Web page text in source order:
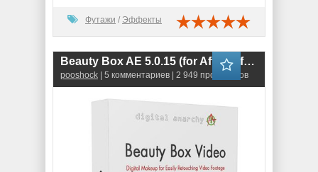
Футажи / Эффекты
Beauty Box AE 5.0.15 (for After Effects & Premiere Pro)
pooshock | 5 комментариев | 2 949 просмотров